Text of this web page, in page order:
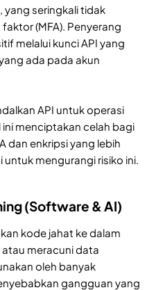
yang seringkali tidak
(MFA). Penyerang
melalui kunci API yang
ada pada akun
API untuk operasi
menciptakan celah bagi
dan enkripsi yang lebih
mengurangi risiko ini.
(Software & AI)
kode jahat ke dalam
meracuni data
oleh banyak
gangguan yang